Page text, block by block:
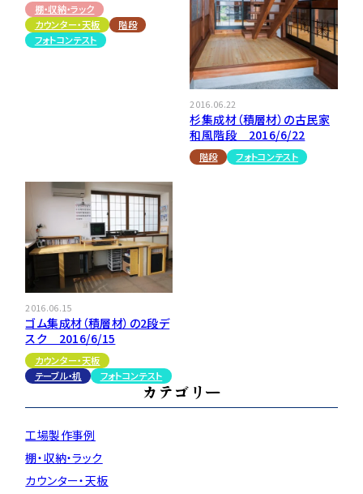
棚・収納・ラック
カウンター・天板
階段
フォトコンテスト
2016.06.22
杉集成材（積層材）の古民家
和風階段 2016/6/22
階段 フォトコンテスト
2016.06.15
ゴム集成材（積層材）の2段デ
スク 2016/6/15
カウンター・天板
テーブル・机
フォトコンテスト
カテゴリー
工場製作事例
棚・収納・ラック
カウンター・天板